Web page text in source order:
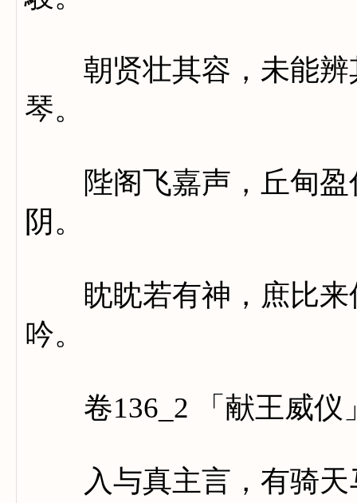
朝贤壮其容，未能辨
琴。
陛阁飞嘉声，丘甸盈
阴。
眈眈若有神，庶比来
吟。
卷136_2 「献王威仪
入与真主言，有骑天